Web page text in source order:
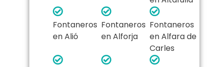
Fontaneros
en Alió
Fontaneros
en Alforja
Fontaneros
en Alfara de
Carles